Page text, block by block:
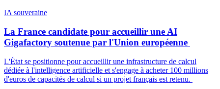
IA souveraine
La France candidate pour accueillir une AI
Gigafactory soutenue par l'Union européenne
L'État se positionne pour accueillir une infrastructure de calcul
dédiée à l'intelligence artificielle et s'engage à acheter 100 millions
d'euros de capacités de calcul si un projet français est retenu.